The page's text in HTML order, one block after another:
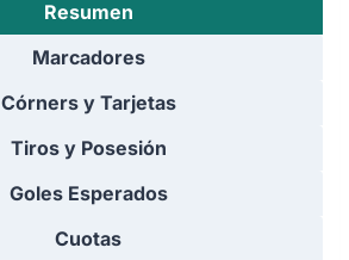
Resumen
Marcadores
Córners y Tarjetas
Tiros y Posesión
Goles Esperados
Cuotas